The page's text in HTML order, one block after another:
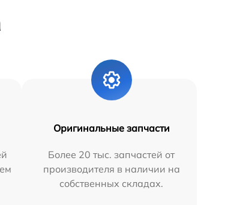
Оригинальные запчасти
Более 20 тыс. запчастей от
производителя в наличии на
собственных складах.